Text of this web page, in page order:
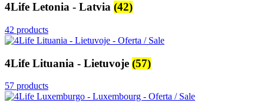
4Life Letonia - Latvia (42)
42 products
4Life Lituania - Lietuvoje (57)
57 products